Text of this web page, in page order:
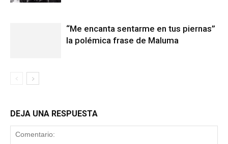
“Me encanta sentarme en tus piernas”
la polémica frase de Maluma
DEJA UNA RESPUESTA